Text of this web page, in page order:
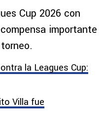
Cup 2026 con
importante
la Leagues Cup:
Villa fue